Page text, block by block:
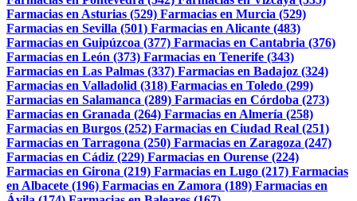
Farmacias en Asturias (529) Farmacias en Murcia (529)
Farmacias en Sevilla (501) Farmacias en Alicante (483)
Farmacias en Guipúzcoa (377) Farmacias en Cantabria (376)
Farmacias en León (373) Farmacias en Tenerife (343)
Farmacias en Las Palmas (337) Farmacias en Badajoz (324)
Farmacias en Valladolid (318) Farmacias en Toledo (299)
Farmacias en Salamanca (289) Farmacias en Córdoba (273)
Farmacias en Granada (264) Farmacias en Almería (258)
Farmacias en Burgos (252) Farmacias en Ciudad Real (251)
Farmacias en Tarragona (250) Farmacias en Zaragoza (247)
Farmacias en Cádiz (229) Farmacias en Ourense (224)
Farmacias en Girona (219) Farmacias en Lugo (217) Farmacias
en Albacete (196) Farmacias en Zamora (189) Farmacias en